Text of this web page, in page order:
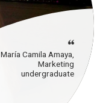
María Camila Amaya,
Marketing
undergraduate